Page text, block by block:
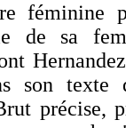
de sa
son texte
précise,